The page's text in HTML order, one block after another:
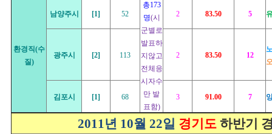
환경직(수
질)
남양주시 [1] 52
총173
명(시
군별로
발표하
지않고
전체응
시자수
만 발
표함)
2 83.50 5
광주시 [2] 113 2 83.50 12
김포시 [1] 68 3 91.00 7
2011년 10월 22일 경기도 하반기